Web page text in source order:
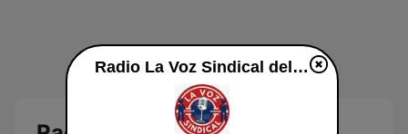
Radio La Voz Sindical del Interior en vivo